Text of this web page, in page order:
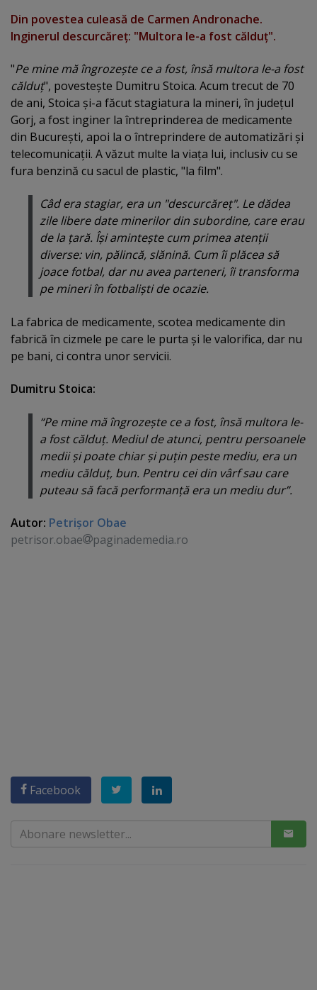
Din povestea culeasă de Carmen Andronache.
Inginerul descurcăreţ: "Multora le-a fost călduţ".
"Pe mine mă îngrozeşte ce a fost, însă multora le-a fost
călduţ", povesteşte Dumitru Stoica. Acum trecut de 70
de ani, Stoica şi-a făcut stagiatura la mineri, în judeţul
Gorj, a fost inginer la întreprinderea de medicamente
din Bucureşti, apoi la o întreprindere de automatizări şi
telecomunicaţii. A văzut multe la viaţa lui, inclusiv cu se
fura benzină cu sacul de plastic, "la film".
Câd era stagiar, era un "descurcăreţ". Le dădea
zile libere date minerilor din subordine, care erau
de la ţară. Îşi aminteşte cum primea atenţii
diverse: vin, pălincă, slănină. Cum îi plăcea să
joace fotbal, dar nu avea parteneri, îi transforma
pe mineri în fotbalişti de ocazie.
La fabrica de medicamente, scotea medicamente din
fabrică în cizmele pe care le purta şi le valorifica, dar nu
pe bani, ci contra unor servicii.
Dumitru Stoica:
“Pe mine mă îngrozeşte ce a fost, însă multora le-
a fost călduţ. Mediul de atunci, pentru persoanele
medii şi poate chiar şi puţin peste mediu, era un
mediu călduţ, bun. Pentru cei din vârf sau care
puteau să facă performanţă era un mediu dur”.
Autor: Petrişor Obae
petrisor.obae
paginademedia.ro
Facebook